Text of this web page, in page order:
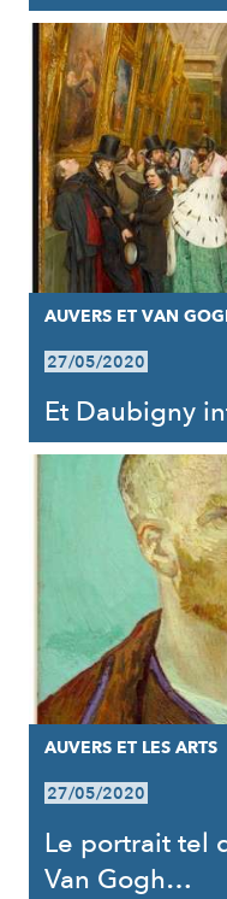
AUVERS ET VAN
27/05/2020
Et Daubigny
AUVERS ET LES ARTS
27/05/2020
Le portrait tel
Van Gogh…